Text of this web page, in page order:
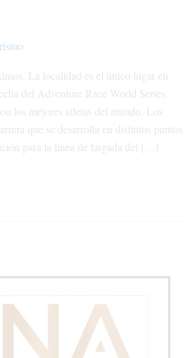
La localidad es el único lugar en
del Adventure Race World Series
los mejores atletas del mundo. Los
que se desarrolla en distintos puntos
para la línea de largada del […]